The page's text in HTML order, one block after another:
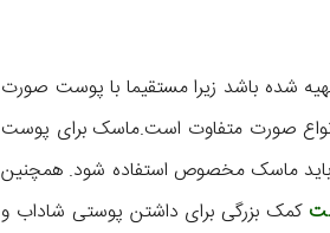
شده باشد زیرا مستقیما با پوست صورت
صورت متفاوت است.ماسک برای پوست
ماسک مخصوص استفاده شود. همچنین
کمک بزرگی برای داشتن پوستی شاداب و